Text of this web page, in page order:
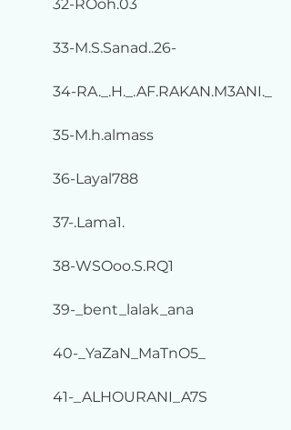
32-ROoh.03
33-M.S.Sanad..26-
34-RA._.H._.AF.RAKAN.M3ANI._
35-M.h.almass
36-Layal788
37-.Lama1.
38-WSOoo.S.RQ1
39-_bent_lalak_ana
40-_YaZaN_MaTnO5_
41-_ALHOURANI_A7S